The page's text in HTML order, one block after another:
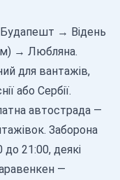
→ Відень
→ Любляна.
для вантажів,
або Сербії.
автострада —
Заборона
до 21:00, деякі
—